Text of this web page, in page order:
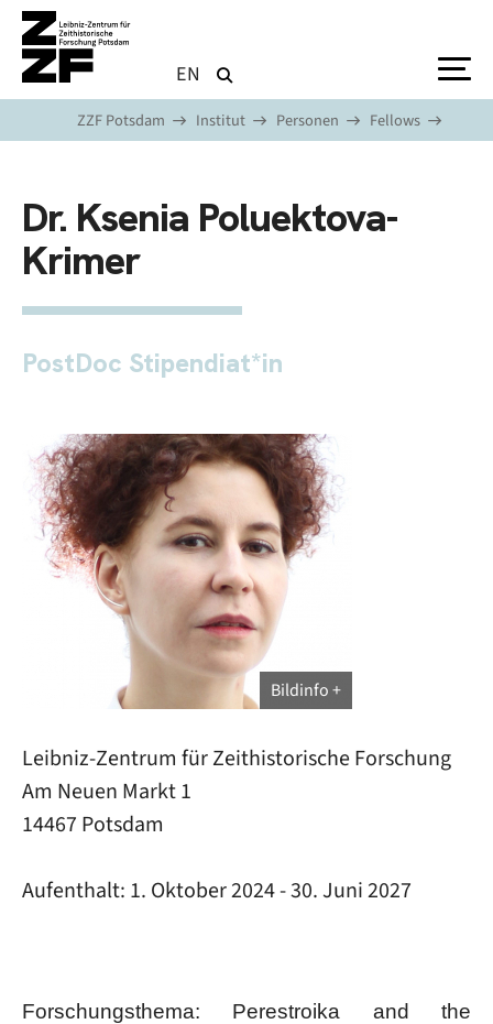
Direkt zum Inhalt
EN
ZZF Potsdam Institut Personen Fellows
Dr. Ksenia Poluektova-
Krimer
PostDoc Stipendiat*in
Bildinfo
Leibniz-Zentrum für Zeithistorische Forschung
Am Neuen Markt 1
14467 Potsdam
Aufenthalt: 1. Oktober 2024-30. Juni 2027
Forschungsthema: Perestroika and the